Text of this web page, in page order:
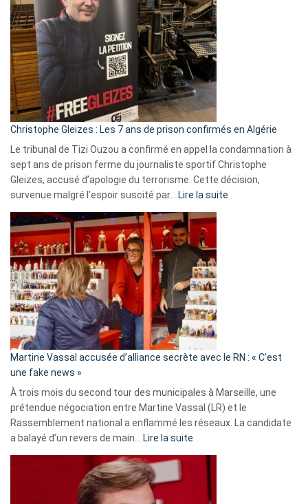
Espagne,
Irlande
et
Slovénie
rejettent
la
présence
d’Israël
Christophe Gleizes : Les 7 ans de prison confirmés en Algérie
Le tribunal de Tizi Ouzou a confirmé en appel la condamnation à
sept ans de prison ferme du journaliste sportif Christophe
Gleizes, accusé d’apologie du terrorisme. Cette décision,
survenue malgré l’espoir suscité par…
Lire la suite
Algérie
Martine Vassal accusée d’alliance secrète avec le RN : « C’est
une fake news »
À trois mois du second tour des municipales à Marseille, une
prétendue négociation entre Martine Vassal (LR) et le
Rassemblement national a enflammé les réseaux. La candidate
a balayé d’un revers de main…
Lire la suite
d’alliance